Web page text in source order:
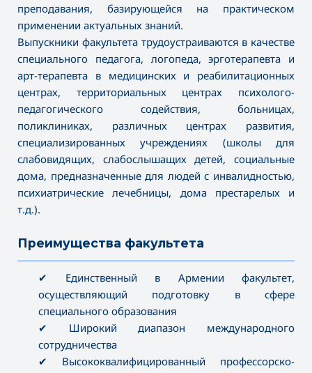
преподавания, базирующейся на практическом
применении актуальных знаний.
Выпускники факультета трудоустраиваются в качестве
специального педагога, логопеда, эрготерапевта и
арт-терапевта в медицинских и реабилитационных
центрах, территориальных центрах психолого-
педагогического содействия, больницах,
поликлиниках, различных центрах развития,
специализированных учреждениях (школы для
слабовидящих, слабослышащих детей, социальные
дома, предназначенные для людей с инвалидностью,
психиатрические лечебницы, дома престарелых и
т.д.).
Преимущества факультета
✔ Единственный в Армении факультет,
осуществляющий подготовку в сфере
специального образования
✔ Широкий диапазон международного
сотрудничества
✔ Высококвалифицированный профессорско-